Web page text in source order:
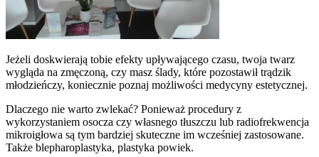
Jeżeli doskwierają tobie efekty upływającego czasu, twoja twarz
wygląda na zmęczoną, czy masz ślady, które pozostawił trądzik
młodzieńczy, koniecznie poznaj możliwości medycyny estetycznej.
Dlaczego nie warto zwlekać? Ponieważ procedury z
wykorzystaniem osocza czy własnego tłuszczu lub radiofrekwencja
mikroigłowa są tym bardziej skuteczne im wcześniej zastosowane.
Także blepharoplastyka, plastyka powiek.